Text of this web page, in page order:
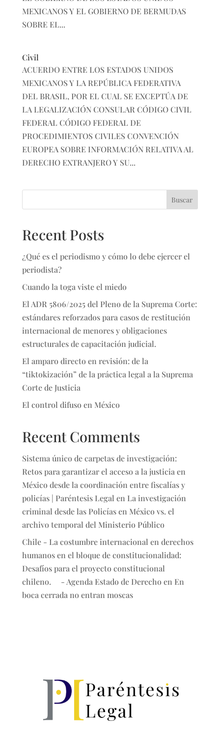
MEXICANOS Y EL GOBIERNO DE BERMUDAS
SOBRE EL...
Civil
ACUERDO ENTRE LOS ESTADOS UNIDOS
MEXICANOS Y LA REPÚBLICA FEDERATIVA
DEL BRASIL, POR EL CUAL SE EXCEPTÚA DE
LA LEGALIZACIÓN CONSULAR CÓDIGO CIVIL
FEDERAL CÓDIGO FEDERAL DE
PROCEDIMIENTOS CIVILES CONVENCIÓN
EUROPEA SOBRE INFORMACIÓN RELATIVA AL
DERECHO EXTRANJERO Y SU...
Buscar
Recent Posts
¿Qué es el periodismo y cómo lo debe ejercer el
periodista?
Cuando la toga viste el miedo
El ADR 5806/2025 del Pleno de la Suprema Corte:
estándares reforzados para casos de restitución
internacional de menores y obligaciones
estructurales de capacitación judicial.
El amparo directo en revisión: de la
“tiktokización” de la práctica legal a la Suprema
Corte de Justicia
El control difuso en México
Recent Comments
Sistema único de carpetas de investigación:
Retos para garantizar el acceso a la justicia en
México desde la coordinación entre fiscalías y
policías | Paréntesis Legal en La investigación
criminal desde las Policías en México vs. el
archivo temporal del Ministerio Público
Chile - La costumbre internacional en derechos
humanos en el bloque de constitucionalidad:
Desafíos para el proyecto constitucional
chileno. - Agenda Estado de Derecho en En
boca cerrada no entran moscas